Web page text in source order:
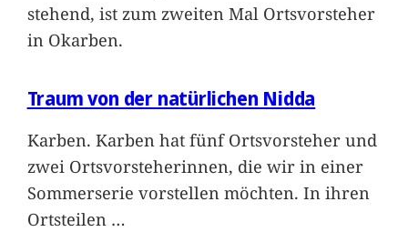
stehend, ist zum zweiten Mal Ortsvorsteher
in Okarben.
Traum von der natürlichen Nidda
Karben. Karben hat fünf Ortsvorsteher und
zwei Ortsvorsteherinnen, die wir in einer
Sommerserie vorstellen möchten. In ihren
Ortsteilen …